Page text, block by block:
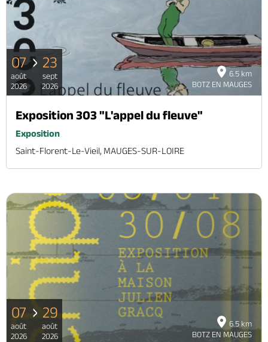
6.5 km
BOTZ EN MAUGES
07
août
2026
23
sept
2026
Exposition 303 "L'appel du fleuve"
Exposition
Saint-Florent-Le-Vieil, MAUGES-SUR-LOIRE
6.5 km
BOTZ EN MAUGES
07
août
2026
29
août
2026